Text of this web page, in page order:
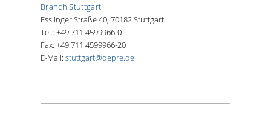
Branch Stuttgart
Esslinger Straße 40, 70182 Stuttgart
Tel.: +49 711 4599966-0
Fax: +49 711 4599966-20
E-Mail: stuttgart@depre.de